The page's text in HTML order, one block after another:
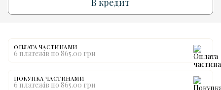
В кредит
ОПЛАТА ЧАСТИНАМИ
6 платежів по 865.00 грн
ПОКУПКА ЧАСТИНАМИ
6 платежів по 865.00 грн